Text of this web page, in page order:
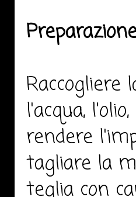
l'acqua,
rendere
tagliare la
teglia con